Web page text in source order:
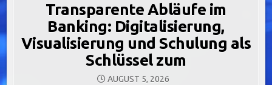
Transparente Abläufe im
Banking: Digitalisierung,
Visualisierung und Schulung als
Schlüssel zum
AUGUST 5, 2026